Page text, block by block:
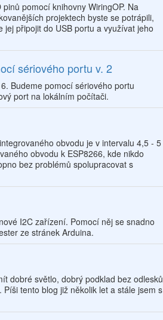
pomocí knihovny WiringOP. Na
projektech byste se potrápili,
připojit do USB portu a využívat jeho
sériového portu v. 2
Budeme pomocí sériového portu
port na lokálním počítači.
obvodu je v intervalu 4,5 - 5
obvodu k ESP8266, kde nikdo
bez problémů spolupracovat s
I2C zařízení. Pomocí něj se snadno
ze stránek Arduina.
dobré světlo, dobrý podklad bez odlesků
tento blog již několik let a stále jsem s